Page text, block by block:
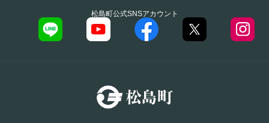
松島町公式SNSアカウント